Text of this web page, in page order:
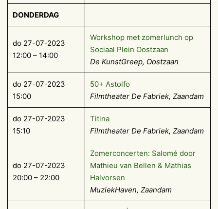
DONDERDAG
do 27-07-2023
12:00 – 14:00
Workshop met zomerlunch op
Sociaal Plein Oostzaan
De KunstGreep, Oostzaan
do 27-07-2023
15:00
50+ Astolfo
Filmtheater De Fabriek, Zaandam
do 27-07-2023
15:10
Titina
Filmtheater De Fabriek, Zaandam
do 27-07-2023
20:00 – 22:00
Zomerconcerten: Salomé door
Mathieu van Bellen & Mathias
Halvorsen
MuziekHaven, Zaandam